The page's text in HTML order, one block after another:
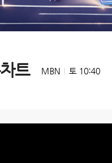
트 MBN 토 10:40